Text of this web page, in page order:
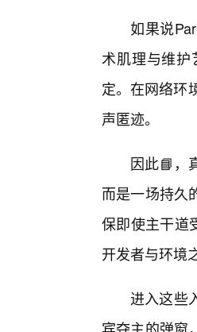
如果说
术肌理与维护
定。在网络环
声匿迹。
因此📘，
而是一场持久
保即使主干道
开发者与环境
进入这些